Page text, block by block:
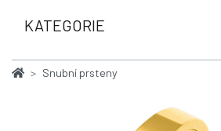
KATEGORIE
Snubní prsteny